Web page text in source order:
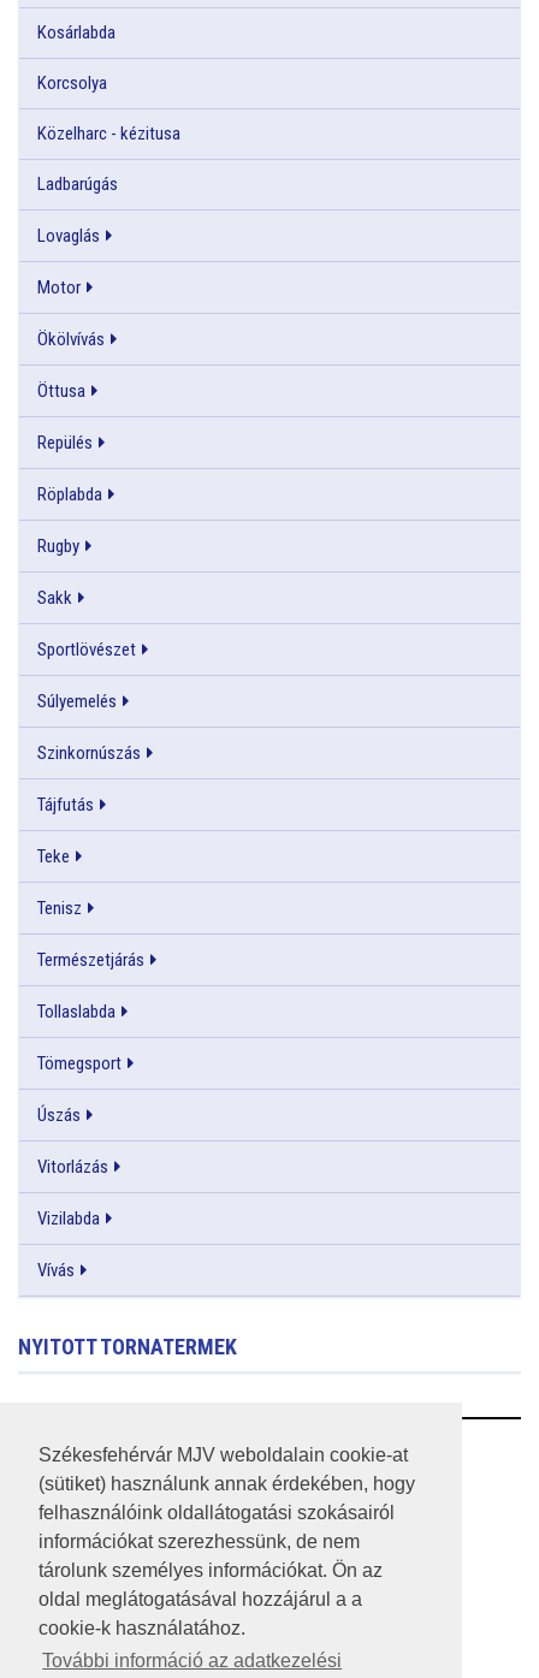
Székesfehérvár MJV weboldalain cookie-at
(sütiket) használunk annak érdekében, hogy
felhasználóink oldallátogatási szokásairól
információkat szerezhessünk, de nem
tárolunk személyes információkat. Ön az
oldal meglátogatásával hozzájárul a a
cookie-k használatához.
További információ az adatkezelési
Kosárlabda
Korcsolya
Közelharc - kézitusa
Ladbarúgás
Lovaglás
Motor
Ökölvívás
Öttusa
Repülés
Röplabda
Rugby
Sakk
Sportlövészet
Súlyemelés
Szinkornúszás
Tájfutás
Teke
Tenisz
Természetjárás
Tollaslabda
Tömegsport
Úszás
Vitorlázás
Vizilabda
Vívás
NYITOTT TORNATERMEK
RSS
A HONLAP 2017.03.31-I ÁLLAPOTA
JOGI NYILATKOZAT
IMPRESSZUM